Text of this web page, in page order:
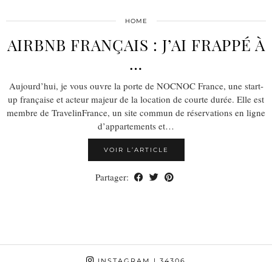
HOME
AIRBNB FRANÇAIS : J’AI FRAPPÉ À
…
Aujourd’hui, je vous ouvre la porte de NOCNOC France, une start-
up française et acteur majeur de la location de courte durée. Elle est
membre de TravelinFrance, un site commun de réservations en ligne
d’appartements et…
VOIR L’ARTICLE
Partager: